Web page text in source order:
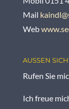
Mail
Web
AUSSEN
Rufen Sie
Ich freue